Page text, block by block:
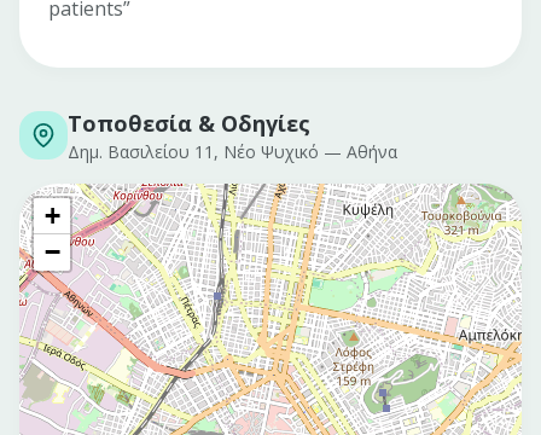
patients”
Τοποθεσία & Οδηγίες
Δημ. Βασιλείου 11, Νέο Ψυχικό — Αθήνα
+
−